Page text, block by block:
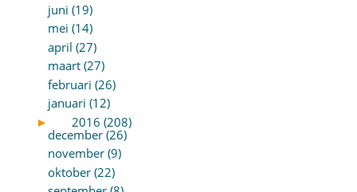
juni (19)
mei (14)
april (27)
maart (27)
februari (26)
januari (12)
►
2016 (208)
december (26)
november (9)
oktober (22)